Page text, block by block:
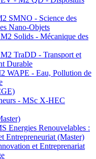
SMNO - Science des
Nano-Objets
Solids - Mécanique des
TraDD - Transport et
Durable
WAPE - Eau, Pollution de
- MSc X-HEC
Energies Renouvelables :
Entrepreneuriat (Master)
et Entreprenariat